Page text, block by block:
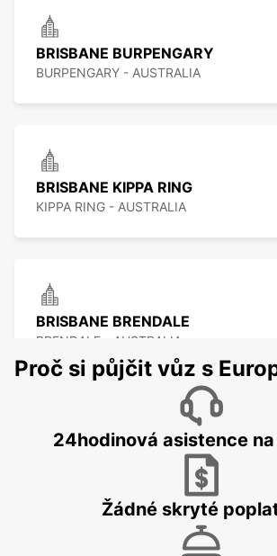
BRISBANE BURPENGARY
BURPENGARY - AUSTRALIA
BRISBANE KIPPA RING
KIPPA RING - AUSTRALIA
BRISBANE BRENDALE
BRENDALE - AUSTRALIA
BRISBANE CITY COMMERCIALS
Proč si půjčit vůz s
24hodinová asistence
Žádné skryté